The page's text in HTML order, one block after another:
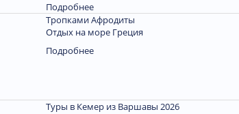
Подробнее
Тропками Афродиты
Отдых на море Греция
Подробнее
Туры в Кемер из Варшавы 2026